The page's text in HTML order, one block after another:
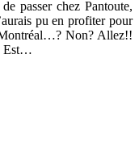
passer chez Pantoute,
pu en profiter pour
Non? Allez!!
Est…